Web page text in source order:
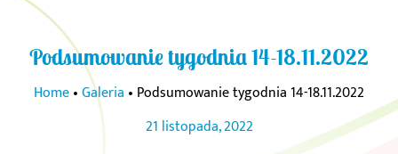
Podsumowanie tygodnia 14-18.11.2022
Home•Galeria • Podsumowanie tygodnia 14-18.11.2022
21 listopada, 2022